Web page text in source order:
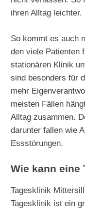
ihren Alltag leichter.
So kommt es auch
den viele Patienten
stationären Klinik
sind besonders für
mehr
meisten Fällen
Alltag zusammen.
darunter fallen wie
Essstörungen.
Wie kann eine
Tagesklinik
Tagesklinik ist ein